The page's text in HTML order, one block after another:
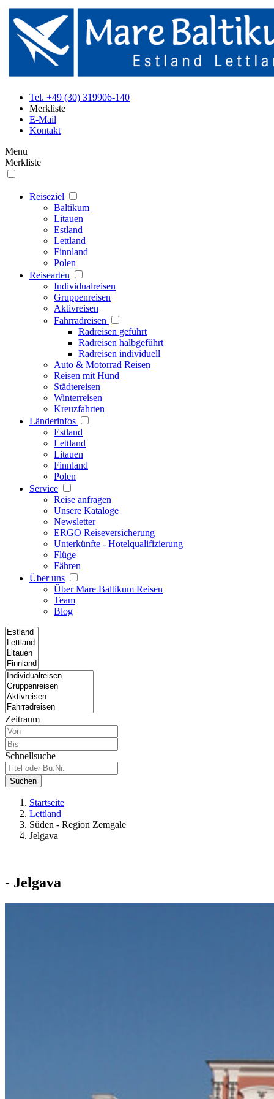
Tel. +49 (30) 319906-140
Merkliste
E-Mail
Kontakt
Menu
Merkliste
Reiseziel
Baltikum
Litauen
Estland
Lettland
Finnland
Polen
Reisearten
Individualreisen
Gruppenreisen
Aktivreisen
Fahrradreisen
Radreisen geführt
Radreisen halbgeführt
Radreisen individuell
Auto & Motorrad Reisen
Reisen mit Hund
Städtereisen
Winterreisen
Kreuzfahrten
Länderinfos
Estland
Lettland
Litauen
Finnland
Polen
Service
Reise anfragen
Unsere Kataloge
Newsletter
ERGO Reiseversicherung
Unterkünfte - Hotelqualifizierung
Flüge
Fähren
Über uns
Über Mare Baltikum Reisen
Team
Blog
Zeitraum
Schnellsuche
Suchen
Startseite
Lettland
Süden - Region Zemgale
Jelgava
- Jelgava